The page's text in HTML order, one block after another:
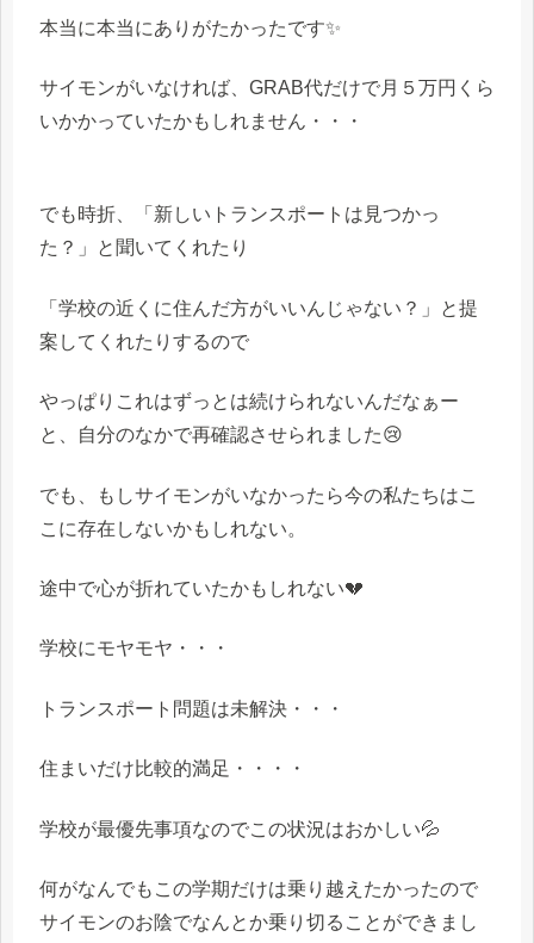
本当に本当にありがたかったです✨
サイモンがいなければ、GRAB代だけで月５万円くら
いかかっていたかもしれません・・・
でも時折、「新しいトランスポートは見つかっ
た？」と聞いてくれたり
「学校の近くに住んだ方がいいんじゃない？」と提
案してくれたりするので
やっぱりこれはずっとは続けられないんだなぁー
と、自分のなかで再確認させられました😢
でも、もしサイモンがいなかったら今の私たちはこ
こに存在しないかもしれない。
途中で心が折れていたかもしれない💔
学校にモヤモヤ・・・
トランスポート問題は未解決・・・
住まいだけ比較的満足・・・・
学校が最優先事項なのでこの状況はおかしい💦
何がなんでもこの学期だけは乗り越えたかったので
サイモンのお陰でなんとか乗り切ることができまし